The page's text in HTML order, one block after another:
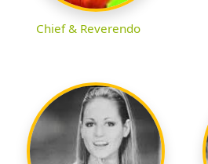
Chief & Reverendo